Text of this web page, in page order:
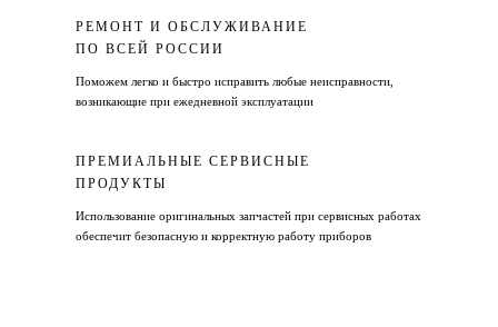
РЕМОНТ И ОБСЛУЖИВАНИЕ
ПО ВСЕЙ РОССИИ
Поможем легко и быстро исправить любые неисправности,
возникающие при ежедневной эксплуатации
ПРЕМИАЛЬНЫЕ СЕРВИСНЫЕ
ПРОДУКТЫ
Использование оригинальных запчастей при сервисных работах
обеспечит безопасную и корректную работу приборов